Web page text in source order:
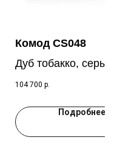
Комод CS048
Дуб тобакко,
RAL7044
104 700 р.
Подробнее